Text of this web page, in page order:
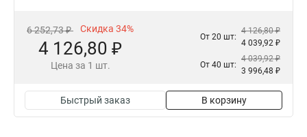
6 252,73 ₽ Скидка 34%
4 126,80 ₽
Цена за 1 шт.
От 20 шт:
4 126,80 ₽
4 039,92 ₽
От 40 шт:
4 039,92 ₽
3 996,48 ₽
Быстрый заказ В корзину